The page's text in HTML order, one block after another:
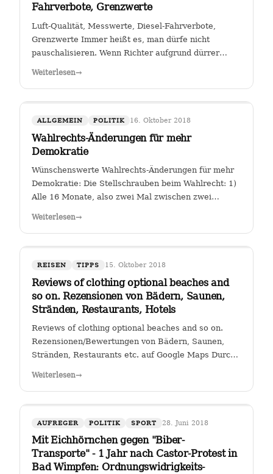
Fahrverbote, Grenzwerte
Luft-Qualität, Messwerte, Diesel-Fahrverbote,
Grenzwerte Immer heißt es, man dürfe nicht
pauschalisieren. Wenn Richter aufgrund dürrer
Weiterlesen→
ALLGEMEIN POLITIK 16. Oktober 2018
Wahlrechts-Änderungen für mehr
Demokratie
Wünschenswerte Wahlrechts-Änderungen für mehr
Demokratie: Die Stellschrauben beim Wahlrecht: 1)
Alle 16 Monate, also zwei Mal zwischen zwei
Weiterlesen→
REISEN TIPPS 15. Oktober 2018
Reviews of clothing optional beaches and
so on. Rezensionen von Bädern, Saunen,
Stränden, Restaurants, Hotels
Reviews of clothing optional beaches and so on.
Rezensionen/Bewertungen von Bädern, Saunen,
Stränden, Restaurants etc. auf Google Maps Durch
Weiterlesen→
AUFREGER POLITIK SPORT 28. Juni 2018
Mit Eichhörnchen gegen "Biber-
Transporte" - 1 Jahr nach Castor-Protest in
Bad Wimpfen: Ordnungswidrigkeits-